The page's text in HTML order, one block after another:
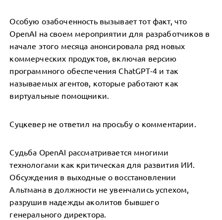
Особую озабоченность вызывает тот факт, что
OpenAI на своем мероприятии для разработчиков в
начале этого месяца анонсировала ряд новых
коммерческих продуктов, включая версию
программного обеспечения ChatGPT-4 и так
называемых агентов, которые работают как
виртуальные помощники.
Суцкевер не ответил на просьбу о комментарии.
Судьба OpenAI рассматривается многими
технологами как критическая для развития ИИ.
Обсуждения в выходные о восстановлении
Альтмана в должности не увенчались успехом,
разрушив надежды аколитов бывшего
генерального директора.